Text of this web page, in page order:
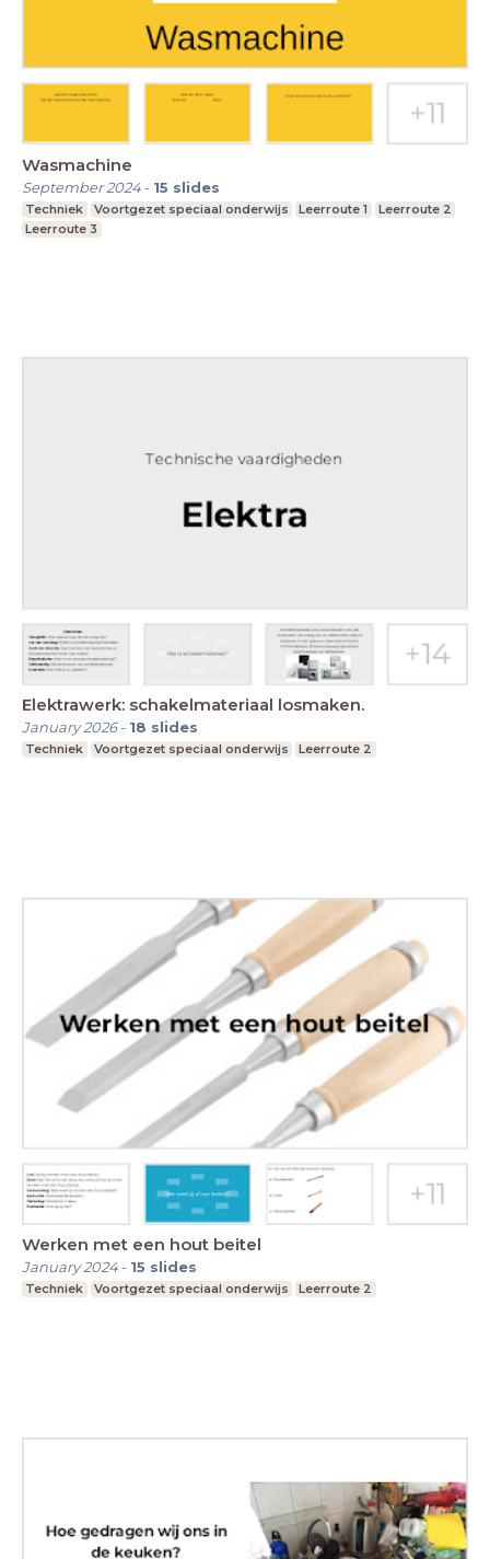
Wasmachine
September 2024- 15 slides
Techniek Voortgezet speciaal onderwijs Leerroute 1
Leerroute 2
Leerroute 3
Elektrawerk: schakelmateriaal losmaken.
January 2026- 18 slides
Techniek Voortgezet speciaal onderwijs Leerroute 2
Werken met een hout beitel
January 2024- 15 slides
Techniek Voortgezet speciaal onderwijs Leerroute 2